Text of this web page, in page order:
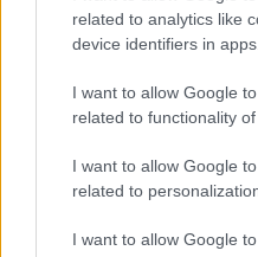
related to analytics like
device identifiers in apps.
I want to allow Google
related to functionality
I want to allow Google
related to
I want to allow Google
kényszerül, az a
A házasság
hogy mennyi benne a
azonosak az
értékrend. Ha ezek